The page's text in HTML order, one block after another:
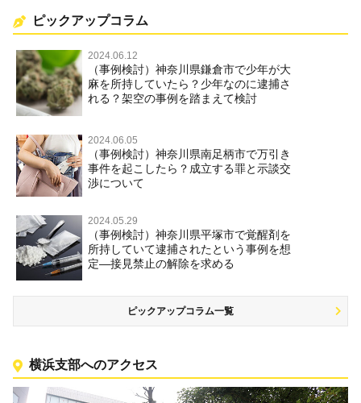
ピックアップコラム
2024.06.12
（事例検討）神奈川県鎌倉市で少年が大
麻を所持していたら？少年なのに逮捕さ
れる？架空の事例を踏まえて検討
2024.06.05
（事例検討）神奈川県南足柄市で万引き
事件を起こしたら？成立する罪と示談交
渉について
2024.05.29
（事例検討）神奈川県平塚市で覚醒剤を
所持していて逮捕されたという事例を想
定―接見禁止の解除を求める
ピックアップコラム一覧
横浜支部へのアクセス